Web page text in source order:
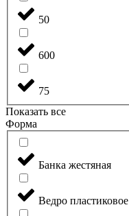
50
600
75
Показать все
Форма
Банка жестяная
Ведро пластиковое